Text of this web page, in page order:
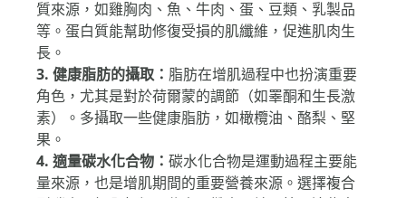
重大約需要1.6~2.2克的蛋白質。選擇高品質的蛋白
質來源，如雞胸肉、魚、牛肉、蛋、豆類、乳製品
等。蛋白質能幫助修復受損的肌纖維，促進肌肉生
長。
3. 健康脂肪的攝取：脂肪在增肌過程中也扮演重要
角色，尤其是對於荷爾蒙的調節（如睪酮和生長激
素）。多攝取一些健康脂肪，如橄欖油、酪梨、堅
果。
4. 適量碳水化合物：碳水化合物是運動過程主要能